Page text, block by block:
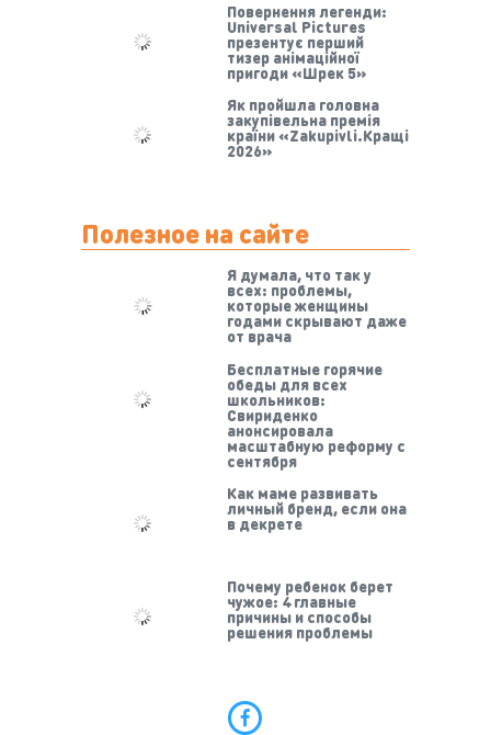
Повернення легенди:
Universal Pictures
презентує перший
тизер анімаційної
пригоди «Шрек 5»
Як пройшла головна
закупівельна премія
країни «Zakupivli.Кращі
2026»
Полезное на сайте
Я думала, что так у
всех: проблемы,
которые женщины
годами скрывают даже
от врача
Бесплатные горячие
обеды для всех
школьников:
Свириденко
анонсировала
масштабную реформу с
сентября
Как маме развивать
личный бренд, если она
в декрете
Почему ребенок берет
чужое: 4 главные
причины и способы
решения проблемы